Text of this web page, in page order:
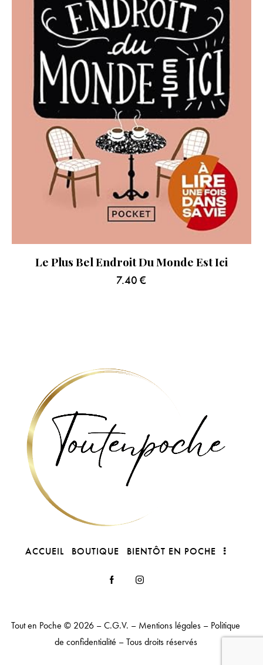
Le Plus Bel Endroit Du Monde Est Ici
7.40 €
ACCUEIL BOUTIQUE BIENTÔT EN POCHE
Tout en Poche © 2026 –C.G.V. – Mentions légales – Politique
de confidentialité – Tous droits réservés